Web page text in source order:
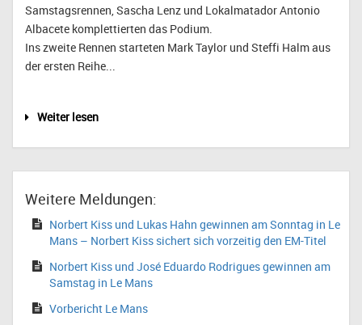
Samstagsrennen, Sascha Lenz und Lokalmatador Antonio
Albacete komplettierten das Podium.
Ins zweite Rennen starteten Mark Taylor und Steffi Halm aus
der ersten Reihe...
Weiter lesen
Weitere Meldungen:
Norbert Kiss und Lukas Hahn gewinnen am Sonntag in Le
Mans – Norbert Kiss sichert sich vorzeitig den EM-Titel
Norbert Kiss und José Eduardo Rodrigues gewinnen am
Samstag in Le Mans
Vorbericht Le Mans